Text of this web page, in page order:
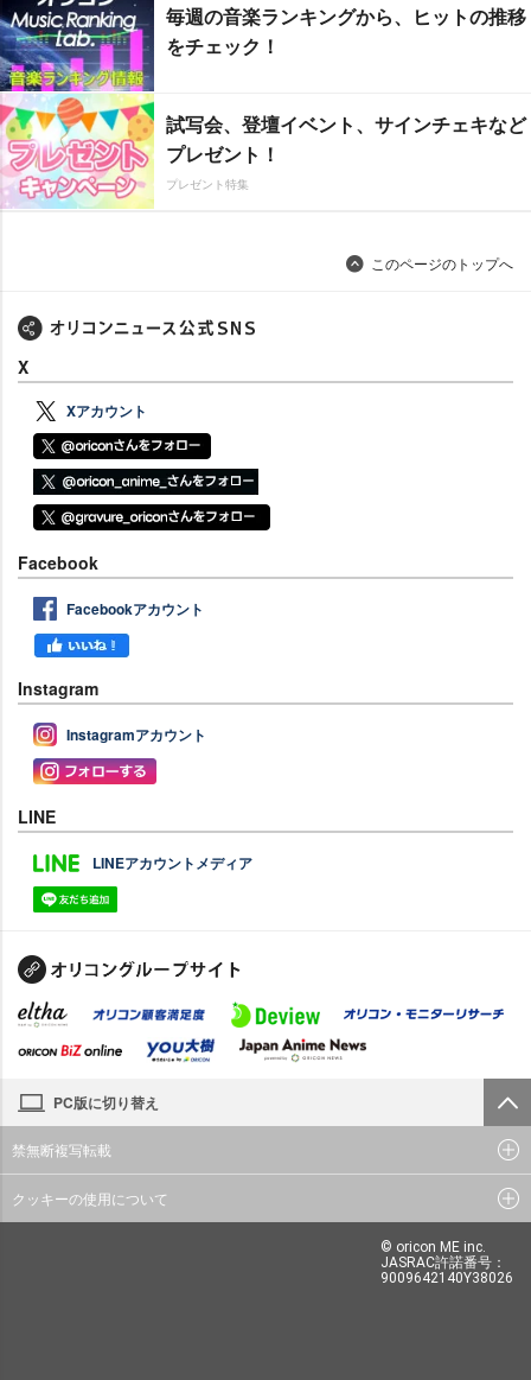
毎週の音楽ランキングから、ヒットの推移
をチェック！
試写会、登壇イベント、サインチェキなど
プレゼント！
プレゼント特集
このページのトップへ
X
Xアカウント
Facebook
Facebookアカウント
Instagram
Instagramアカウント
LINE
LINEアカウントメディア
PC版に切り替え
禁無断複写転載
クッキーの使用について
© oricon ME inc.
JASRAC許諾番号：
9009642140Y38026